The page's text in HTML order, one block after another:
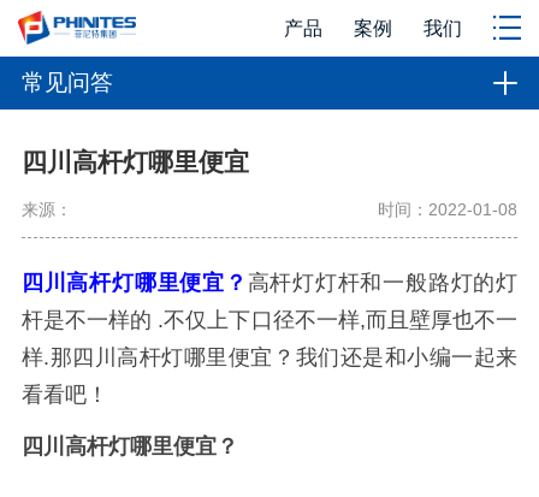
产品 案例 我们
常见问答
四川高杆灯哪里便宜
来源： 时间：2022-01-08
四川高杆灯哪里便宜？ 高杆灯灯杆和一般路灯的灯
杆是不一样的 .不仅上下口径不一样,而且壁厚也不一
样.那四川高杆灯哪里便宜？我们还是和小编一起来
看看吧！
四川高杆灯哪里便宜？